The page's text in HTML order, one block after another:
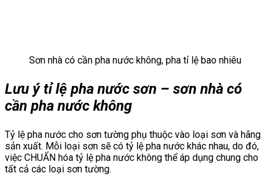
Sơn nhà có cần pha nước không, pha tỉ lệ bao nhiêu
Lưu ý tỉ lệ pha nước sơn – sơn nhà có
cần pha nước không
Tỷ lệ pha nước cho sơn tường phụ thuộc vào loại sơn và hãng
sản xuất. Mỗi loại sơn sẽ có tỷ lệ pha nước khác nhau, do đó,
việc CHUẨN hóa tỷ lệ pha nước không thể áp dụng chung cho
tất cả các loại sơn tường.